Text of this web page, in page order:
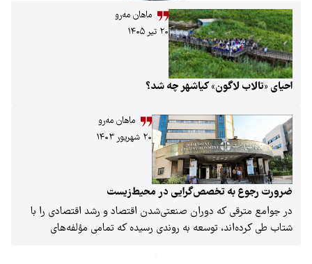
ماهان مه‌رو
۲۰ تیر ۱۴۰۵
کیاشهر چه شد؟
ماهان مه‌رو
۲۰ شهریور ۱۴۰۳
در محیط‌زیست
دوران صنعتی‌شدن اقتصاد و رشد اقتصادی را با
توسعه به روندی رسیده که تمامی مؤلفه‌های